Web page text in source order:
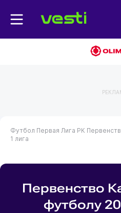
Футбол Первая Лига РК
1 лига
Первенство
футболу